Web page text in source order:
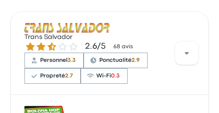
Trans Salvador
2.6 sur 5 étoiles 2.6/5 68 avis
Personnel3.3 Ponctualité2.9
Propreté2.7 Wi-Fi0.3
Sur un total de 68 avis, la compagnie a reçu la note